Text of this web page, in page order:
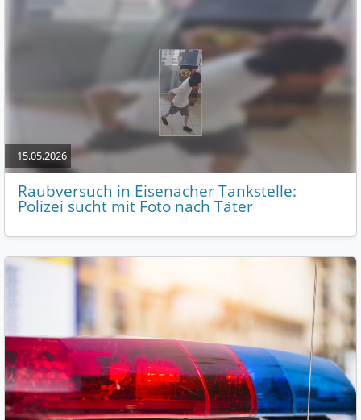
15.05.2026
Raubversuch in Eisenacher Tankstelle:
Polizei sucht mit Foto nach Täter